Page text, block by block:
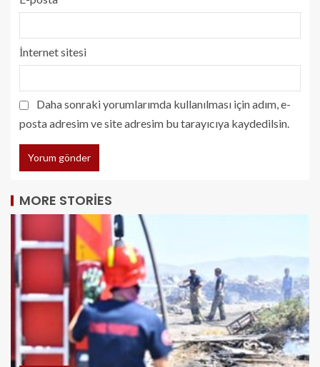
İnternet sitesi
Daha sonraki yorumlarımda kullanılması için adım, e-
posta adresim ve site adresim bu tarayıcıya kaydedilsin.
MORE STORIES